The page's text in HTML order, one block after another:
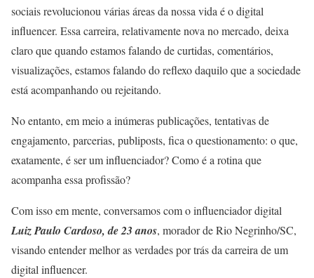
sociais revolucionou várias áreas da nossa vida é o digital
influencer. Essa carreira, relativamente nova no mercado, deixa
claro que quando estamos falando de curtidas, comentários,
visualizações, estamos falando do reflexo daquilo que a sociedade
está acompanhando ou rejeitando.
No entanto, em meio a inúmeras publicações, tentativas de
engajamento, parcerias, publiposts, fica o questionamento: o que,
exatamente, é ser um influenciador? Como é a rotina que
acompanha essa profissão?
Com isso em mente, conversamos com o influenciador digital
Luiz Paulo Cardoso, de 23 anos, morador de Rio Negrinho/SC,
visando entender melhor as verdades por trás da carreira de um
digital influencer.